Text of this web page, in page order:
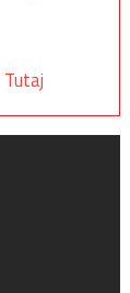
Tutaj